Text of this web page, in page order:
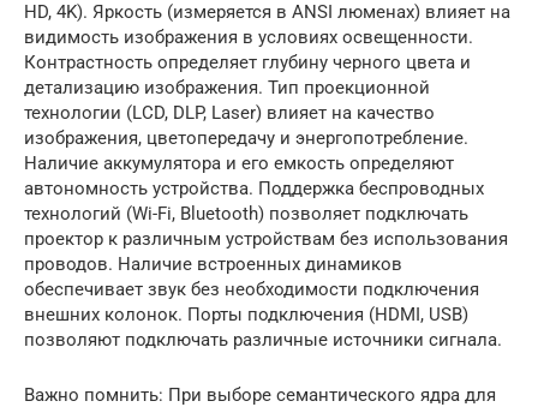
HD, 4K). Яркость (измеряется в ANSI люменах) влияет на
видимость изображения в условиях освещенности.
Контрастность определяет глубину черного цвета и
детализацию изображения. Тип проекционной
технологии (LCD, DLP, Laser) влияет на качество
изображения, цветопередачу и энергопотребление.
Наличие аккумулятора и его емкость определяют
автономность устройства. Поддержка беспроводных
технологий (Wi-Fi, Bluetooth) позволяет подключать
проектор к различным устройствам без использования
проводов. Наличие встроенных динамиков
обеспечивает звук без необходимости подключения
внешних колонок. Порты подключения (HDMI, USB)
позволяют подключать различные источники сигнала.
Важно помнить: При выборе семантического ядра для